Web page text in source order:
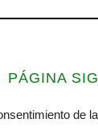
de
PÁGINA